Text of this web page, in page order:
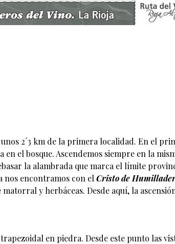
2´3 km de la primera localidad. En el
el bosque. Ascendemos siempre en la
la alambrada que marca el límite
nos encontramos con el Cristo de
y herbáceas. Desde aquí, la
en piedra. Desde este punto las